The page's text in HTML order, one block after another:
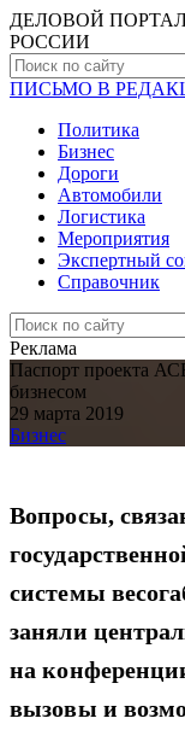
ДЕЛОВОЙ
РОCСИИ
ПИСЬМО В
Политика
Бизнес
Дороги
Автомобили
Логистика
Мероприятия
Экспертный
Справочник
Реклама
Паспорт проекта
бизнесом
29 марта 2019
Бизнес
Вопросы,
системы
заняли
на
вызовы и